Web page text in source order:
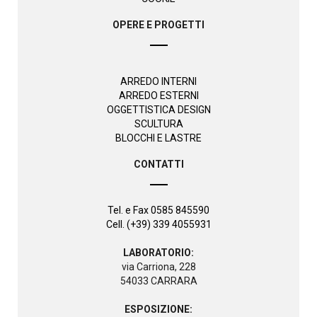
OPERE E PROGETTI
ARREDO INTERNI
ARREDO ESTERNI
OGGETTISTICA DESIGN
SCULTURA
BLOCCHI E LASTRE
CONTATTI
Tel. e Fax 0585 845590
Cell. (+39) 339 4055931
LABORATORIO:
via Carriona, 228
54033 CARRARA
ESPOSIZIONE: